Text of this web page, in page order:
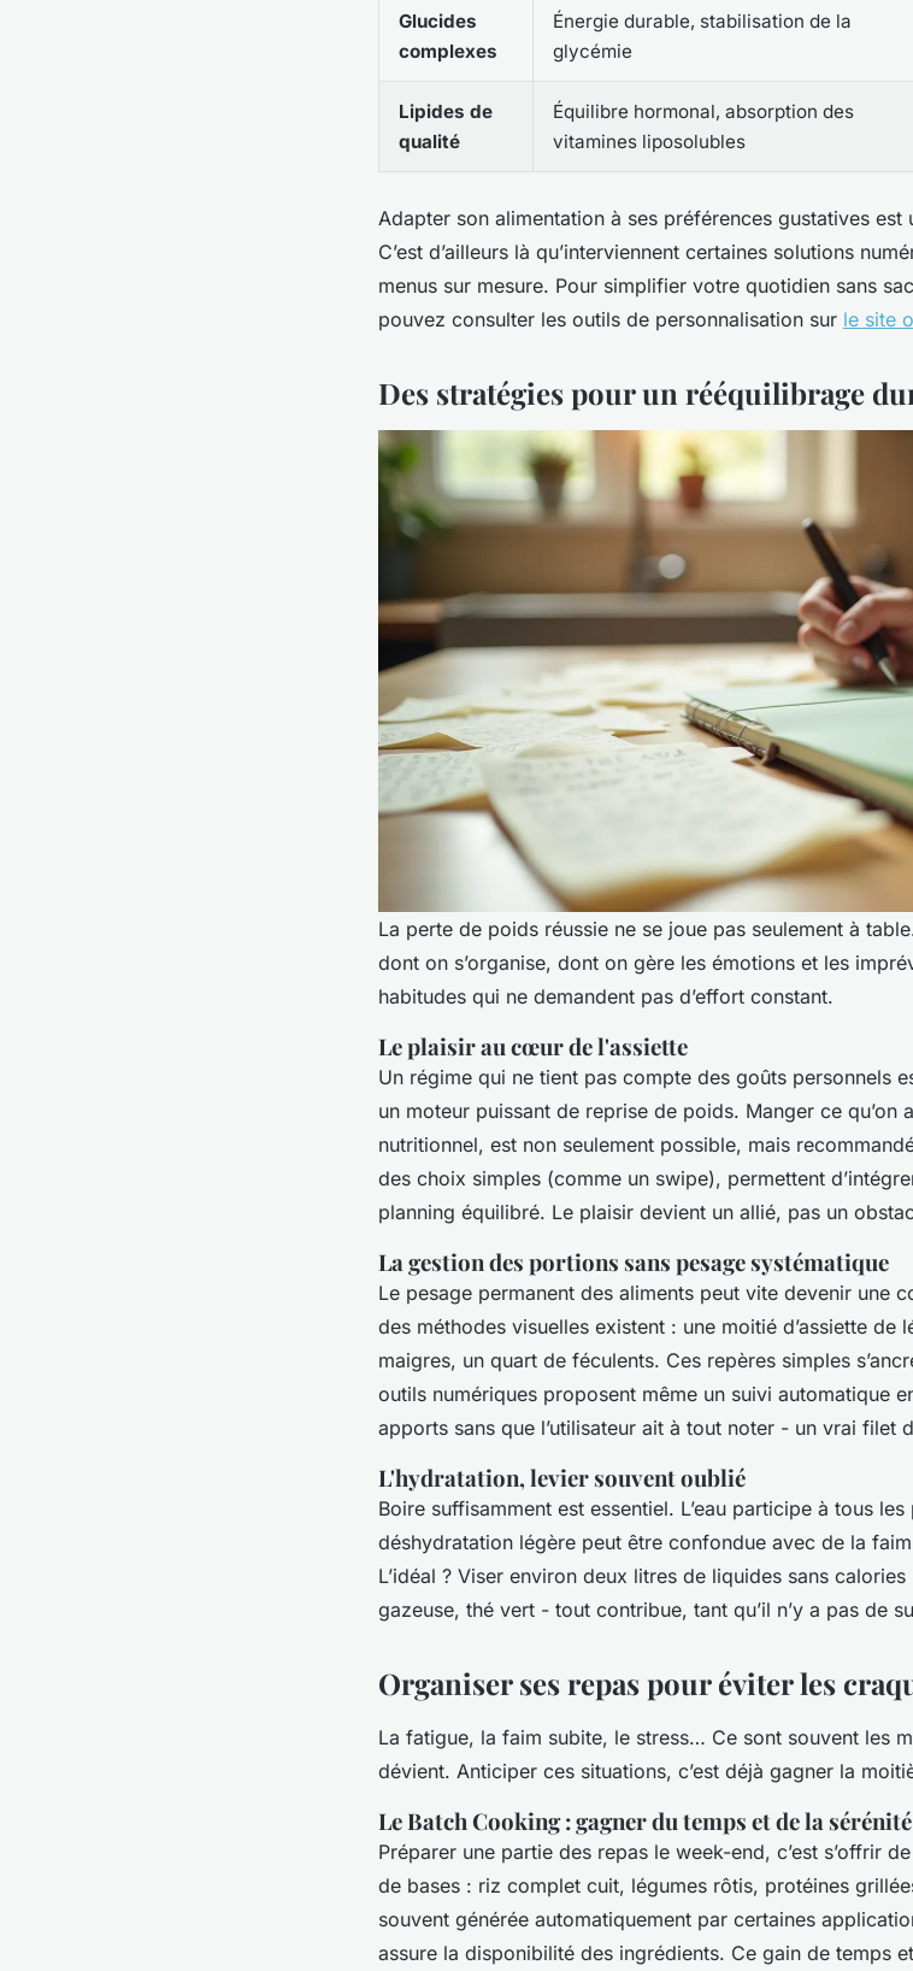
Glucides
complexes
Énergie durable, stabilisation de la
glycémie
Lipides de
qualité
Équilibre hormonal, absorption des
vitamines liposolubles
Adapter son alimentation à ses préférences gustatives
C’est d’ailleurs là qu’interviennent certaines solutions
menus sur mesure. Pour simplifier votre quotidien sans
pouvez consulter les outils de personnalisation sur le site
Des stratégies pour un rééquilibrage
La perte de poids réussie ne se joue pas seulement à
dont on s’organise, dont on gère les émotions et les
habitudes qui ne demandent pas d’effort constant.
Le plaisir au cœur de l'assiette
Un régime qui ne tient pas compte des goûts personnels
un moteur puissant de reprise de poids. Manger ce qu’on
nutritionnel, est non seulement possible, mais
des choix simples (comme un swipe), permettent
planning équilibré. Le plaisir devient un allié, pas un
La gestion des portions sans pesage systématique
Le pesage permanent des aliments peut vite devenir une
des méthodes visuelles existent : une moitié d’assiette de
maigres, un quart de féculents. Ces repères simples
outils numériques proposent même un suivi automatique
apports sans que l’utilisateur ait à tout noter - un vrai filet
L'hydratation, levier souvent oublié
Boire suffisamment est essentiel. L’eau participe à tous
déshydratation légère peut être confondue avec de la
L’idéal ? Viser environ deux litres de liquides sans
gazeuse, thé vert - tout contribue, tant qu’il n’y a pas de
Organiser ses repas pour éviter les
La fatigue, la faim subite, le stress… Ce sont souvent les
dévient. Anticiper ces situations, c’est déjà gagner la
Le Batch Cooking : gagner du temps et de la sérénité
Préparer une partie des repas le week-end, c’est s’offrir
de bases : riz complet cuit, légumes rôtis, protéines
souvent générée automatiquement par certaines
assure la disponibilité des ingrédients. Ce gain de temps